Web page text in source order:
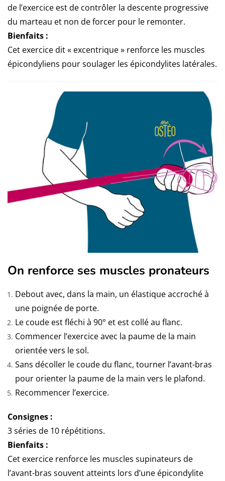
de l’exercice est de contrôler la descente progressive
du marteau et non de forcer pour le remonter.
Bienfaits :
Cet exercice dit « excentrique » renforce les muscles
épicondyliens pour soulager les épicondylites latérales.
On renforce ses muscles pronateurs
Debout avec, dans la main, un élastique accroché à
une poignée de porte.
Le coude est fléchi à 90° et est collé au flanc.
Commencer l’exercice avec la paume de la main
orientée vers le sol.
Sans décoller le coude du flanc, tourner l’avant-bras
pour orienter la paume de la main vers le plafond.
Recommencer l’exercice.
Consignes :
3 séries de 10 répétitions.
Bienfaits :
Cet exercice renforce les muscles supinateurs de
l’avant-bras souvent atteints lors d’une épicondylite